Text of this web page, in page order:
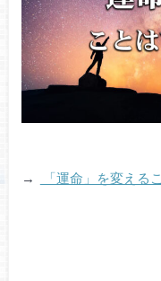
→ 「運命」を変える